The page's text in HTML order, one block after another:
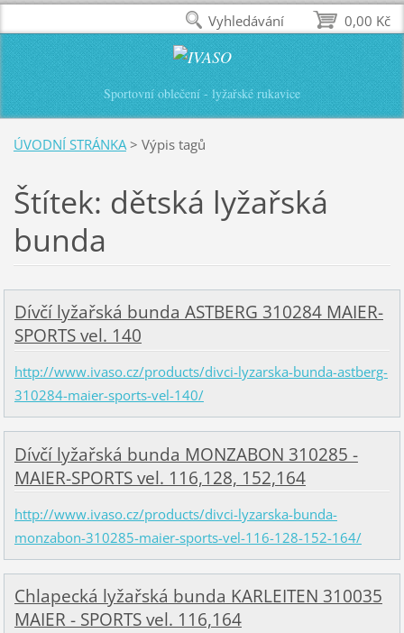
Sportovní oblečení - lyžařské rukavice
ÚVODNÍ STRÁNKA > Výpis tagů
Štítek: dětská lyžařská
bunda
Dívčí lyžařská bunda ASTBERG 310284 MAIER-
SPORTS vel. 140
http://www.ivaso.cz/products/divci-lyzarska-bunda-astberg-
310284-maier-sports-vel-140/
Dívčí lyžařská bunda MONZABON 310285 -
MAIER-SPORTS vel. 116,128, 152,164
http://www.ivaso.cz/products/divci-lyzarska-bunda-
monzabon-310285-maier-sports-vel-116-128-152-164/
Chlapecká lyžařská bunda KARLEITEN 310035
MAIER - SPORTS vel. 116,164
0,00 Kč
Vyhledávání